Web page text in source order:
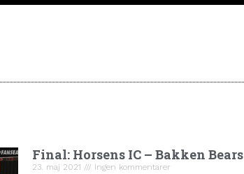
Final: Horsens IC – Bakken Bears
23. maj 2021 Ingen kommentarer